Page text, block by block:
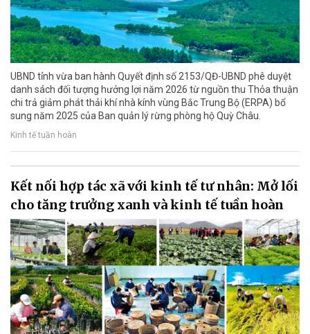
UBND tỉnh vừa ban hành Quyết định số 2153/QĐ-UBND phê duyệt
danh sách đối tượng hưởng lợi năm 2026 từ nguồn thu Thỏa thuận
chi trả giảm phát thải khí nhà kính vùng Bắc Trung Bộ (ERPA) bổ
sung năm 2025 của Ban quản lý rừng phòng hộ Quỳ Châu.
Kinh tế tuần hoàn
Kết nối hợp tác xã với kinh tế tư nhân: Mở lối
cho tăng trưởng xanh và kinh tế tuần hoàn